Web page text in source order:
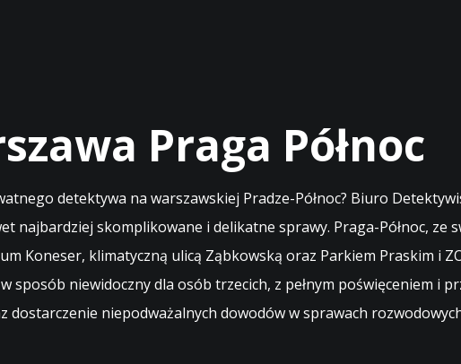
Praga Północ
detektywa na warszawskiej Pradze-Północ? Biuro
najbardziej skomplikowane i delikatne sprawy. Praga-Północ,
Koneser, klimatyczną ulicą Ząbkowską oraz Parkiem Praskim i
sposób niewidoczny dla osób trzecich, z pełnym poświęceniem i
dostarczenie niepodważalnych dowodów w sprawach